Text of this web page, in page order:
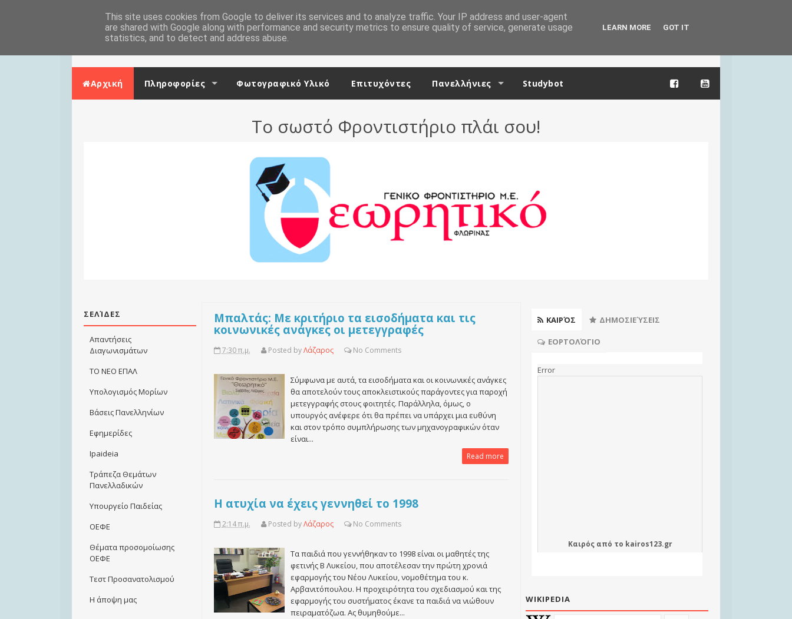
Αρχική Επικοινωνία
Αρχική Πληροφορίες Φωτογραφικό Υλικό Επιτυχόντες Πανελλήνιες Studybot
Το σωστό Φροντιστήριο πλάι σου!
ΣΕΛΊΔΕΣ
Απαντήσεις
Διαγωνισμάτων
ΤΟ ΝΕΟ ΕΠΑΛ
Υπολογισμός Μορίων
Βάσεις Πανελληνίων
Εφημερίδες
Ιpaideia
Τράπεζα Θεμάτων
Πανελλαδικών
Υπουργείο Παιδείας
ΟΕΦΕ
Θέματα προσομοίωσης
ΟΕΦΕ
Τεστ Προσανατολισμού
Η άποψη μας
Μπαλτάς: Με κριτήριο τα εισοδήματα και τις
κοινωνικές ανάγκες οι μετεγγραφές
7:30 π.μ. Posted byΛάζαρος No Comments
Σύμφωνα με αυτά, τα εισοδήματα και οι κοινωνικές ανάγκες
θα αποτελούν τους αποκλειστικούς παράγοντες για παροχή
μετεγγραφής στους φοιτητές. Παράλληλα, όμως, ο
υπουργός ανέφερε ότι θα πρέπει να υπάρχει μια ευθύνη
και στον τρόπο συμπλήρωσης των μηχανογραφικών όταν
είναι...
Read more
Η ατυχία να έχεις γεννηθεί το 1998
2:14 π.μ. Posted byΛάζαρος No Comments
Τα παιδιά που γεννήθηκαν το 1998 είναι οι μαθητές της
φετινής Β Λυκείου, που αποτέλεσαν την πρώτη χρονιά
εφαρμογής του Νέου Λυκείου, νομοθέτημα του κ.
Αρβανιτόπουλου. Η προχειρότητα του σχεδιασμού και της
εφαρμογής του συστήματος έκανε τα παιδιά να νιώθουν
πειραματόζωα. Ας θυμηθούμε...
ΚΑΙΡΌΣ ΔΗΜΟΣΙΕΎΣΕΙΣ
ΕΟΡΤΟΛΌΓΙΟ
Καιρόςαπό το kairos123.gr
WIKIPEDIA
This site uses cookies from Google to deliver its services and to analyze traffic. Your IP address and user-agent
are shared with Google along with performance and security metrics to ensure quality of service, generate usage
statistics, and to detect and address abuse.
LEARN MORE GOT IT